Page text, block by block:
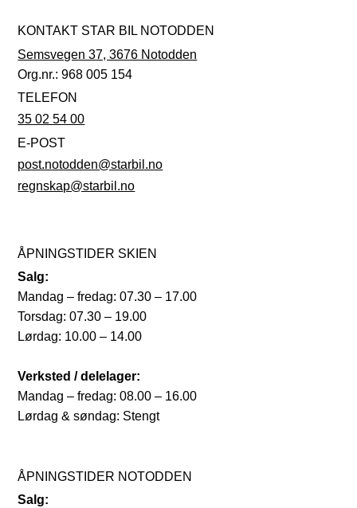
KONTAKT STAR BIL NOTODDEN
Semsvegen 37, 3676 Notodden
Org.nr.: 968 005 154
TELEFON
35 02 54 00
E-POST
post.notodden@starbil.no
regnskap@starbil.no
ÅPNINGSTIDER SKIEN
Salg:
Mandag – fredag: 07.30 – 17.00
Torsdag: 07.30 – 19.00
Lørdag: 10.00 – 14.00
Verksted / delelager:
Mandag – fredag: 08.00 – 16.00
Lørdag & søndag: Stengt
ÅPNINGSTIDER NOTODDEN
Salg: